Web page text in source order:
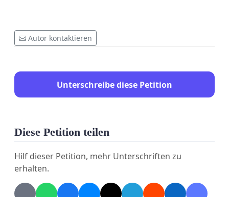
Autor kontaktieren
Unterschreibe diese Petition
Diese Petition teilen
Hilf dieser Petition, mehr Unterschriften zu
erhalten.